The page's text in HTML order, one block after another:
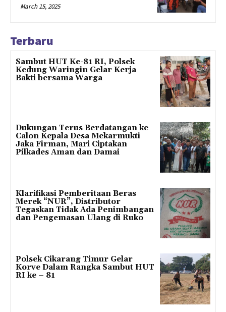
March 15, 2025
Terbaru
Sambut HUT Ke-81 RI, Polsek
Kedung Waringin Gelar Kerja
Bakti bersama Warga
Dukungan Terus Berdatangan ke
Calon Kepala Desa Mekarmukti
Jaka Firman, Mari Ciptakan
Pilkades Aman dan Damai
Klarifikasi Pemberitaan Beras
Merek “NUR”, Distributor
Tegaskan Tidak Ada Penimbangan
dan Pengemasan Ulang di Ruko
Polsek Cikarang Timur Gelar
Korve Dalam Rangka Sambut HUT
RI ke – 81